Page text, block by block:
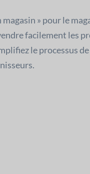
» pour le
facilement les
le processus